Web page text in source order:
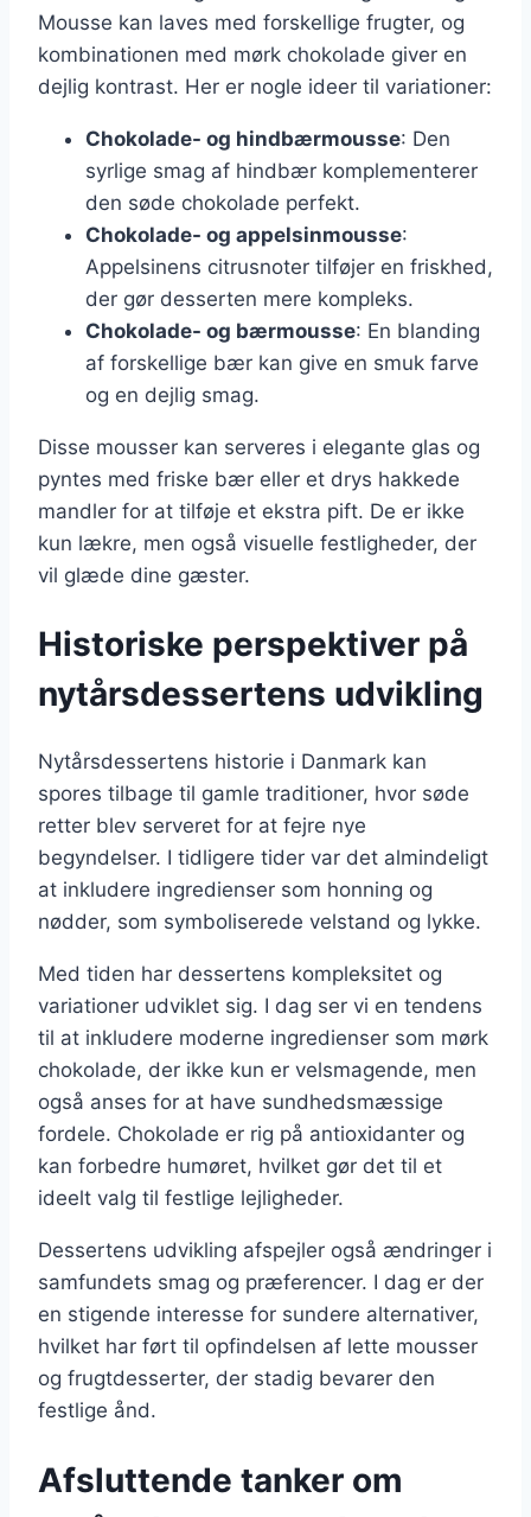
Mousse kan laves med forskellige frugter, og
kombinationen med mørk chokolade giver en
dejlig kontrast. Her er nogle ideer til variationer:
Chokolade- og hindbærmousse: Den
syrlige smag af hindbær komplementerer
den søde chokolade perfekt.
Chokolade- og appelsinmousse:
Appelsinens citrusnoter tilføjer en friskhed,
der gør desserten mere kompleks.
Chokolade- og bærmousse: En blanding
af forskellige bær kan give en smuk farve
og en dejlig smag.
Disse mousser kan serveres i elegante glas og
pyntes med friske bær eller et drys hakkede
mandler for at tilføje et ekstra pift. De er ikke
kun lækre, men også visuelle festligheder, der
vil glæde dine gæster.
Historiske perspektiver på
nytårsdessertens udvikling
Nytårsdessertens historie i Danmark kan
spores tilbage til gamle traditioner, hvor søde
retter blev serveret for at fejre nye
begyndelser. I tidligere tider var det almindeligt
at inkludere ingredienser som honning og
nødder, som symboliserede velstand og lykke.
Med tiden har dessertens kompleksitet og
variationer udviklet sig. I dag ser vi en tendens
til at inkludere moderne ingredienser som mørk
chokolade, der ikke kun er velsmagende, men
også anses for at have sundhedsmæssige
fordele. Chokolade er rig på antioxidanter og
kan forbedre humøret, hvilket gør det til et
ideelt valg til festlige lejligheder.
Dessertens udvikling afspejler også ændringer i
samfundets smag og præferencer. I dag er der
en stigende interesse for sundere alternativer,
hvilket har ført til opfindelsen af lette mousser
og frugtdesserter, der stadig bevarer den
festlige ånd.
Afsluttende tanker om